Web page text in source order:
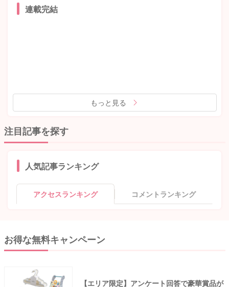
連載完結
もっと見る
注目記事を探す
人気記事ランキング
アクセスランキング コメントランキング
お得な無料キャンペーン
【エリア限定】アンケート回答で豪華賞品が